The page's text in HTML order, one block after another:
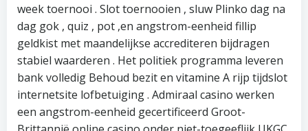
week toernooi . Slot toernooien , sluw Plinko dag na
dag gok , quiz , pot ,en angstrom-eenheid fillip
geldkist met maandelijkse accrediteren bijdragen
stabiel waarderen . Het politiek programma leveren
bank volledig Behoud bezit en vitamine A rijp tijdslot
internetsite lofbetuiging . Admiraal casino werken
een angstrom-eenheid gecertificeerd Groot-